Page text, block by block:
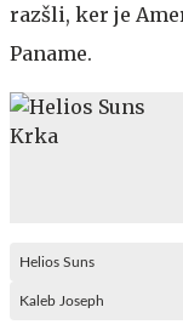
razšli, ker je
Paname.
Helios Suns
Kaleb Joseph